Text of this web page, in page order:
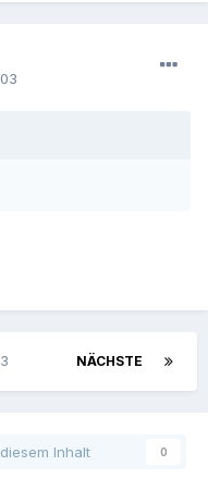
NÄCHSTE
Inhalt 0